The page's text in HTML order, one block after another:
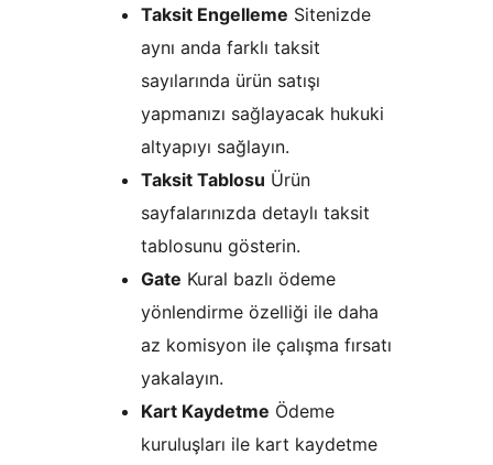
Taksit Engelleme Sitenizde
aynı anda farklı taksit
sayılarında ürün satışı
yapmanızı sağlayacak hukuki
altyapıyı sağlayın.
Taksit Tablosu Ürün
sayfalarınızda detaylı taksit
tablosunu gösterin.
Gate Kural bazlı ödeme
yönlendirme özelliği ile daha
az komisyon ile çalışma fırsatı
yakalayın.
Kart Kaydetme Ödeme
kuruluşları ile kart kaydetme